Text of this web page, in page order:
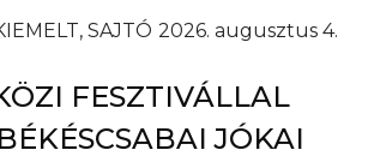
SAJTÓ 2026. augusztus 4.
FESZTIVÁLLAL
JÓKAI